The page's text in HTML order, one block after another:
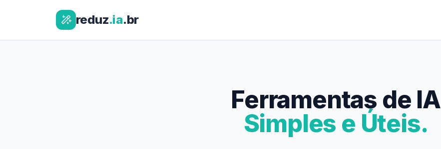
reduz.ia.br
Ferramentas de IA
Simples e Úteis.